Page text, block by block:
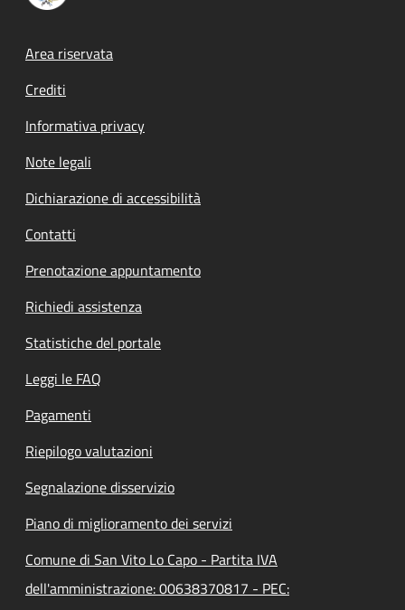
Footer menu
Area riservata
Crediti
Informativa privacy
Note legali
Dichiarazione di accessibilità
Contatti
Prenotazione appuntamento
Richiedi assistenza
Statistiche del portale
Leggi le FAQ
Pagamenti
Riepilogo valutazioni
Segnalazione disservizio
Piano di miglioramento dei servizi
Comune di San Vito Lo Capo - Partita IVA
dell'amministrazione: 00638370817 - PEC: